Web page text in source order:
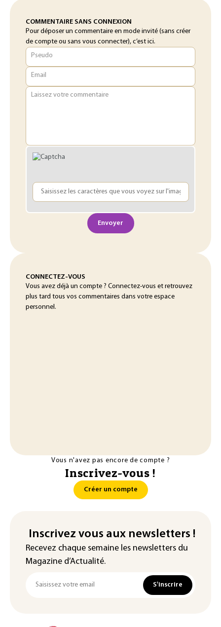
COMMENTAIRE SANS CONNEXION
Pour déposer un commentaire en mode invité (sans créer
de compte ou sans vous connecter), c’est ici.
Pseudo
Email
Laissez votre commentaire
Envoyer
CONNECTEZ-VOUS
Vous avez déjà un compte ? Connectez-vous et retrouvez
plus tard tous vos commentaires dans votre espace
personnel.
Vous n'avez pas encore de compte ?
Inscrivez-vous !
Créer un compte
Inscrivez vous aux newsletters !
Recevez chaque semaine les newsletters du
Magazine d’Actualité.
S'inscrire